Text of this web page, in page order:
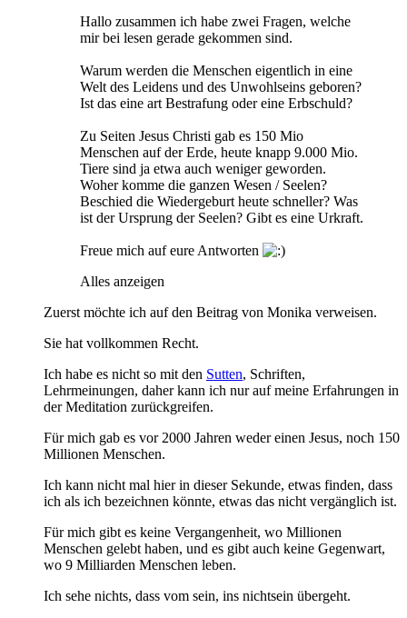
Hallo zusammen ich habe zwei Fragen, welche
mir bei lesen gerade gekommen sind.
Warum werden die Menschen eigentlich in eine
Welt des Leidens und des Unwohlseins geboren?
Ist das eine art Bestrafung oder eine Erbschuld?
Zu Seiten Jesus Christi gab es 150 Mio
Menschen auf der Erde, heute knapp 9.000 Mio.
Tiere sind ja etwa auch weniger geworden.
Woher komme die ganzen Wesen / Seelen?
Beschied die Wiedergeburt heute schneller? Was
ist der Ursprung der Seelen? Gibt es eine Urkraft.
Freue mich auf eure Antworten
Alles anzeigen
Zuerst möchte ich auf den Beitrag von Monika verweisen.
Sie hat vollkommen Recht.
Ich habe es nicht so mit den Sutten, Schriften,
Lehrmeinungen, daher kann ich nur auf meine Erfahrungen in
der Meditation zurückgreifen.
Für mich gab es vor 2000 Jahren weder einen Jesus, noch 150
Millionen Menschen.
Ich kann nicht mal hier in dieser Sekunde, etwas finden, dass
ich als ich bezeichnen könnte, etwas das nicht vergänglich ist.
Für mich gibt es keine Vergangenheit, wo Millionen
Menschen gelebt haben, und es gibt auch keine Gegenwart,
wo 9 Milliarden Menschen leben.
Ich sehe nichts, dass vom sein, ins nichtsein übergeht.